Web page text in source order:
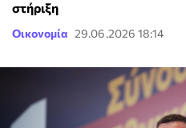
στήριξη
Οικονομία 29.06.2026 18:14